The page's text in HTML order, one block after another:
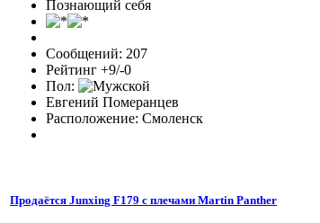
Познающий себя
Сообщений: 207
Рейтинг +9/-0
Пол:
Евгений Померанцев
Расположение: Смоленск
Продаётся Junxing F179 с плечами Martin Panther